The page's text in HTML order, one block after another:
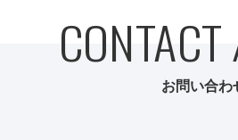
お問い合わ